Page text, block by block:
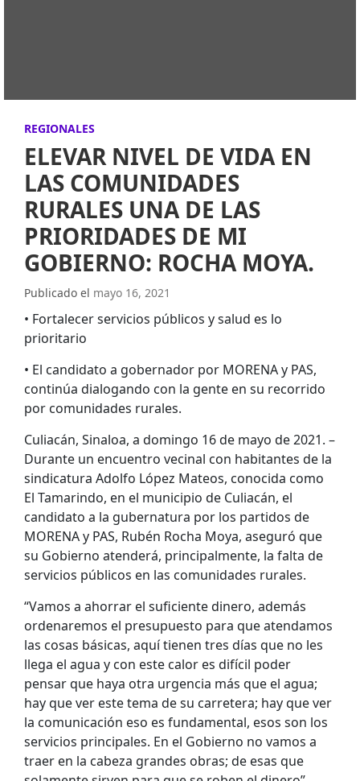
REGIONALES
ELEVAR NIVEL DE VIDA EN
LAS COMUNIDADES
RURALES UNA DE LAS
PRIORIDADES DE MI
GOBIERNO: ROCHA MOYA.
Publicado el mayo 16, 2021
• Fortalecer servicios públicos y salud es lo
prioritario
• El candidato a gobernador por MORENA y PAS,
continúa dialogando con la gente en su recorrido
por comunidades rurales.
Culiacán, Sinaloa, a domingo 16 de mayo de 2021. –
Durante un encuentro vecinal con habitantes de la
sindicatura Adolfo López Mateos, conocida como
El Tamarindo, en el municipio de Culiacán, el
candidato a la gubernatura por los partidos de
MORENA y PAS, Rubén Rocha Moya, aseguró que
su Gobierno atenderá, principalmente, la falta de
servicios públicos en las comunidades rurales.
“Vamos a ahorrar el suficiente dinero, además
ordenaremos el presupuesto para que atendamos
las cosas básicas, aquí tienen tres días que no les
llega el agua y con este calor es difícil poder
pensar que haya otra urgencia más que el agua;
hay que ver este tema de su carretera; hay que ver
la comunicación eso es fundamental, esos son los
servicios principales. En el Gobierno no vamos a
traer en la cabeza grandes obras; de esas que